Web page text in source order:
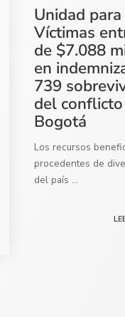
Unidad
Víctimas
de $7.088
en
739
del
Bogotá
Los recursos
procedentes de
del país ...